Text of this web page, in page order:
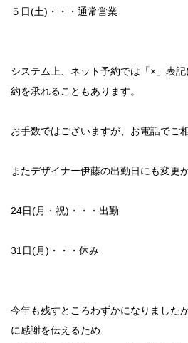
５日(土)・・・通常営業
システム上、ネット予約では「×」表
約を承れることもあります。
お手数ではございますが、お電話でご
またデザイナー伊藤の出勤日にも変更
24日(月・祝)・・・出勤
31日(月)・・・休み
今年も残すところわずかになりました
に感謝を伝えるため